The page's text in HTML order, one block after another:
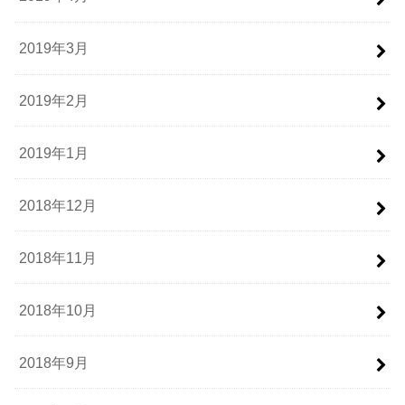
2019年3月
2019年2月
2019年1月
2018年12月
2018年11月
2018年10月
2018年9月